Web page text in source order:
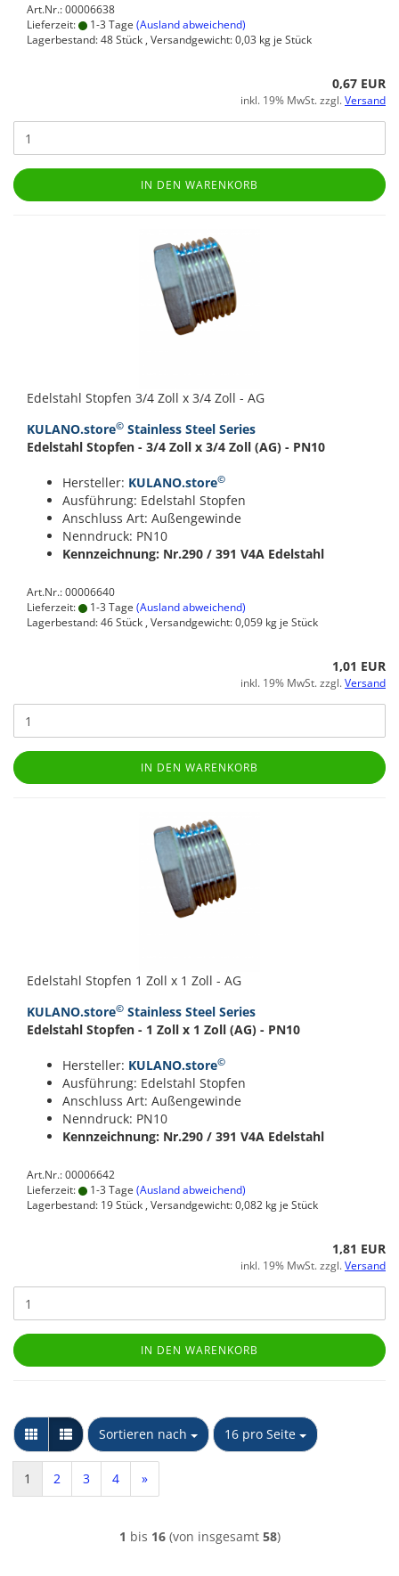
Art.Nr.: 00006638
Lieferzeit:
1-3 Tage (Ausland abweichend)
Lagerbestand: 48 Stück , Versandgewicht:0,03 kg je Stück
0,67 EUR
inkl. 19% MwSt. zzgl.Versand
IN DEN WARENKORB
Edelstahl Stopfen 3/4 Zoll x 3/4 Zoll - AG
KULANO.store© Stainless Steel Series
Edelstahl Stopfen - 3/4 Zoll x 3/4 Zoll (AG) - PN10
Hersteller: KULANO.store©
Ausführung: Edelstahl Stopfen
Anschluss Art: Außengewinde
Nenndruck: PN10
Kennzeichnung: Nr.290 / 391 V4A Edelstahl
Art.Nr.: 00006640
Lieferzeit:
1-3 Tage (Ausland abweichend)
Lagerbestand: 46 Stück , Versandgewicht:0,059 kg je Stück
1,01 EUR
inkl. 19% MwSt. zzgl.Versand
IN DEN WARENKORB
Edelstahl Stopfen 1 Zoll x 1 Zoll - AG
KULANO.store© Stainless Steel Series
Edelstahl Stopfen - 1 Zoll x 1 Zoll (AG) - PN10
Hersteller: KULANO.store©
Ausführung: Edelstahl Stopfen
Anschluss Art: Außengewinde
Nenndruck: PN10
Kennzeichnung: Nr.290 / 391 V4A Edelstahl
Art.Nr.: 00006642
Lieferzeit:
1-3 Tage (Ausland abweichend)
Lagerbestand: 19 Stück , Versandgewicht:0,082 kg je Stück
1,81 EUR
inkl. 19% MwSt. zzgl.Versand
IN DEN WARENKORB
Sortieren nach
Sortieren nach 16 pro Seite
pro Seite
1 2 3 4 »
1 bis 16(von insgesamt 58)